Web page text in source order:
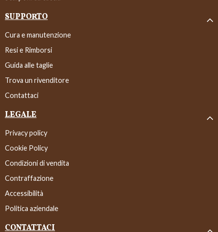
SUPPORTO
Cura e manutenzione
Resi e Rimborsi
Guida alle taglie
Trova un rivenditore
Contattaci
LEGALE
Privacy policy
Cookie Policy
Condizioni di vendita
Contraffazione
Accessibilità
Politica aziendale
CONTATTACI